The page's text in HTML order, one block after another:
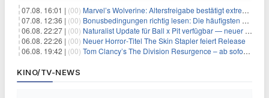
07.08. 16:01 | (00) Marvel’s Wolverine: Altersfreigabe bestätigt extreme Gewalt und düstere Szenen
07.08. 12:36 | (00) Bonusbedingungen richtig lesen: Die häufigsten Stolperfallen
06.08. 22:27 | (00) Naturalist Update für Ball x Pit verfügbar — neuer Content auf allen Plattformen
06.08. 22:26 | (00) Neuer Horror‑Titel The Skin Stapler feiert Release
06.08. 19:42 | (00) Tom Clancy’s The Division Resurgence – ab sofort für euch verfügbar
KINO/TV-NEWS